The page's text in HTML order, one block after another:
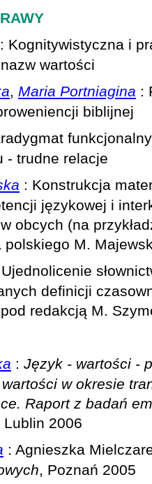
: Kognitywistyczna i
wartości
, Maria Portniagina :
biblijnej
- trudne relacje
: Konstrukcja
językowej i
obcych (na
polskiego M.
definicji
redakcją M.
: Język - wartości -
w okresie
Raport z badań
2006
: Agnieszka
, Poznań 2005